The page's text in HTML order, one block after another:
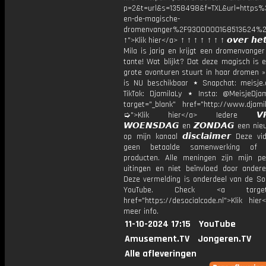
en-de-magische-
↑">Klik hier</a> ↑ ↑ ↑ ↑ ↑ ↑ ↑ 𝙤𝙫𝙚𝙧
Mila is jarig en krijgt een
tante! Wat blijkt? Dat deze magisch is
grote avonturen stuurt in haar dromen
is NU beschikbaar ⋆ Snapchat:
TikTok: DjamilaLy ⋆ Insta:
target="_blank" href="http://
➭">Klik hier</a> Iedere
𝙒𝙊𝙀𝙉𝙎𝘿𝘼𝙂 en 𝙕𝙊𝙉𝘿𝘼𝙂 een
op mijn kanaal 𝙙𝙞𝙨𝙘𝙡𝙖𝙞𝙢𝙚𝙧 Deze
geen betaalde samenwerking of
producten. Alle meningen zijn mijn
uitingen en niet beïnvloed door
Deze vermelding is onderdeel van de
YouTube. Check <a
href="https://desocialcode.nl">Klik
meer info.
11-10-2024 17:15
YouTube
Amusement.TV
Jongeren.TV
Alle afleveringen